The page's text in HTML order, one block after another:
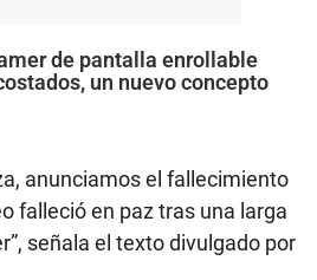
de pantalla enrollable
un nuevo concepto
anunciamos el fallecimiento
falleció en paz tras una larga
señala el texto divulgado por